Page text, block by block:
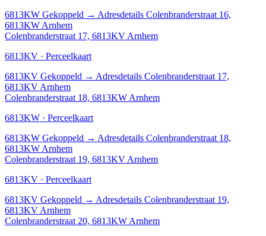
6813KW Gekoppeld → Adresdetails Colenbranderstraat 16,
6813KW Arnhem
Colenbranderstraat 17, 6813KV Arnhem
6813KV · Perceelkaart
6813KV Gekoppeld → Adresdetails Colenbranderstraat 17,
6813KV Arnhem
Colenbranderstraat 18, 6813KW Arnhem
6813KW · Perceelkaart
6813KW Gekoppeld → Adresdetails Colenbranderstraat 18,
6813KW Arnhem
Colenbranderstraat 19, 6813KV Arnhem
6813KV · Perceelkaart
6813KV Gekoppeld → Adresdetails Colenbranderstraat 19,
6813KV Arnhem
Colenbranderstraat 20, 6813KW Arnhem